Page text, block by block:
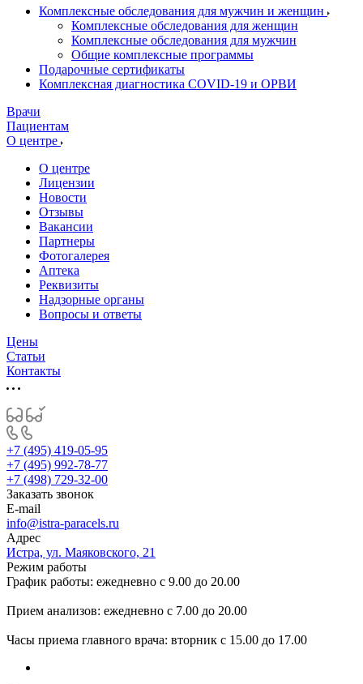
Комплексные обследования для мужчин и женщин
Комплексные обследования для женщин
Комплексные обследования для мужчин
Общие комплексные программы
Подарочные сертификаты
Комплексная диагностика COVID-19 и ОРВИ
Врачи
Пациентам
О центре
О центре
Лицензии
Новости
Отзывы
Вакансии
Партнеры
Фотогалерея
Аптека
Реквизиты
Надзорные органы
Вопросы и ответы
Цены
Статьи
Контакты
+7 (495) 419-05-95
+7 (495) 992-78-77
+7 (498) 729-32-00
Заказать звонок
E-mail
info@istra-paracels.ru
Адрес
Истра, ул. Маяковского, 21
Режим работы
График работы: ежедневно с 9.00 до 20.00
Прием анализов: ежедневно с 7.00 до 20.00
Часы приема главного врача: вторник с 15.00 до 17.00